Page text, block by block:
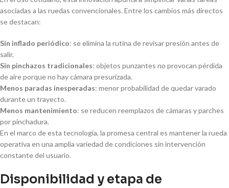
asociadas a las ruedas convencionales. Entre los cambios más directos
se destacan:
Sin inflado periódico: se elimina la rutina de revisar presión antes de
salir.
Sin pinchazos tradicionales: objetos punzantes no provocan pérdida
de aire porque no hay cámara presurizada.
Menos paradas inesperadas: menor probabilidad de quedar varado
durante un trayecto.
Menos mantenimiento: se reducen reemplazos de cámaras y parches
por pinchadura.
En el marco de esta tecnología, la promesa central es mantener la rueda
operativa en una amplia variedad de condiciones sin intervención
constante del usuario.
Disponibilidad y etapa de